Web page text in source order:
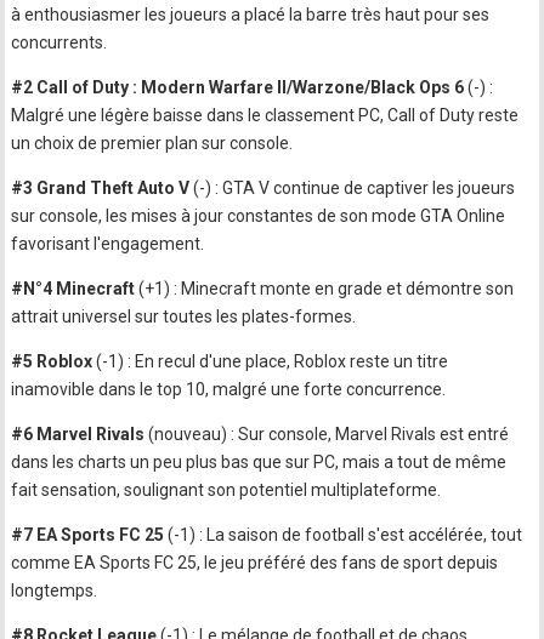
à enthousiasmer les joueurs a placé la barre très haut pour ses
concurrents.
#2 Call of Duty : Modern Warfare II/Warzone/Black Ops 6(-) :
Malgré une légère baisse dans le classement PC, Call of Duty reste
un choix de premier plan sur console.
#3 Grand Theft Auto V(-) : GTA V continue de captiver les joueurs
sur console, les mises à jour constantes de son mode GTA Online
favorisant l'engagement.
#N°4 Minecraft(+1) : Minecraft monte en grade et démontre son
attrait universel sur toutes les plates-formes.
#5 Roblox(-1) : En recul d'une place, Roblox reste un titre
inamovible dans le top 10, malgré une forte concurrence.
#6 Marvel Rivals (nouveau) : Sur console, Marvel Rivals est entré
dans les charts un peu plus bas que sur PC, mais a tout de même
fait sensation, soulignant son potentiel multiplateforme.
#7 EA Sports FC 25 (-1) : La saison de football s'est accélérée, tout
comme EA Sports FC 25, le jeu préféré des fans de sport depuis
longtemps.